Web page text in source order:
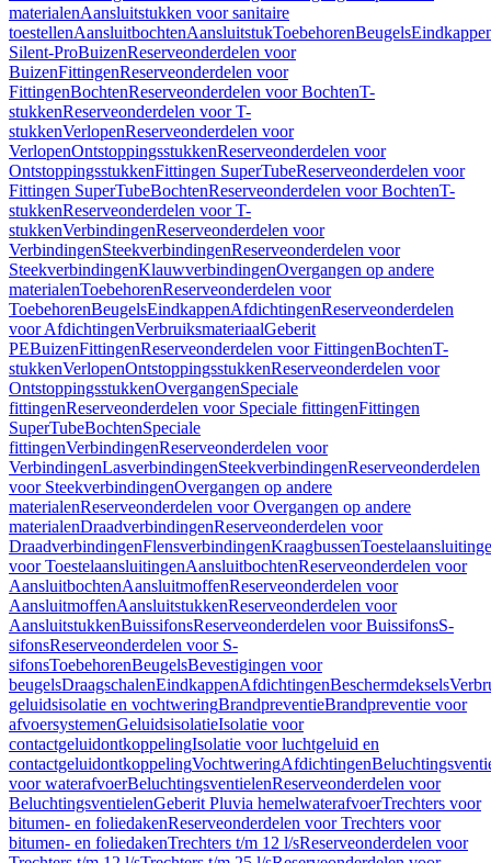
materialenAansluitstukken voor sanitaire
toestellenAansluitbochtenAansluitstukToebehorenBeugels
Silent-ProBuizenReserveonderdelen voor
BuizenFittingenReserveonderdelen voor
FittingenBochtenReserveonderdelen voor BochtenT-
stukkenReserveonderdelen voor T-
stukkenVerlopenReserveonderdelen voor
VerlopenOntstoppingsstukkenReserveonderdelen voor
OntstoppingsstukkenFittingen SuperTubeReserveonderdelen voor
Fittingen SuperTubeBochtenReserveonderdelen voor BochtenT-
stukkenReserveonderdelen voor T-
stukkenVerbindingenReserveonderdelen voor
VerbindingenSteekverbindingenReserveonderdelen voor
SteekverbindingenKlauwverbindingenOvergangen op andere
materialenToebehorenReserveonderdelen voor
ToebehorenBeugelsEindkappenAfdichtingenReserveonderdelen
voor AfdichtingenVerbruiksmateriaalGeberit
PEBuizenFittingenReserveonderdelen voor FittingenBochtenT-
stukkenVerlopenOntstoppingsstukkenReserveonderdelen voor
OntstoppingsstukkenOvergangenSpeciale
fittingenReserveonderdelen voor Speciale fittingenFittingen
SuperTubeBochtenSpeciale
fittingenVerbindingenReserveonderdelen voor
VerbindingenLasverbindingenSteekverbindingenReserveonderdelen
voor SteekverbindingenOvergangen op andere
materialenReserveonderdelen voor Overgangen op andere
materialenDraadverbindingenReserveonderdelen voor
DraadverbindingenFlensverbindingenKraagbussen
voor ToestelaansluitingenAansluitbochtenReserveonderdelen voor
AansluitbochtenAansluitmoffenReserveonderdelen voor
AansluitmoffenAansluitstukkenReserveonderdelen voor
AansluitstukkenBuissifonsReserveonderdelen voor BuissifonsS-
sifonsReserveonderdelen voor S-
sifonsToebehorenBeugelsBevestigingen voor
beugelsDraagschalenEindkappenAfdichtingenBeschermdeksels
geluidsisolatie en vochtweringBrandpreventieBrandpreventie voor
afvoersystemenGeluidsisolatieIsolatie voor
contactgeluidontkoppelingIsolatie voor luchtgeluid en
contactgeluidontkoppelingVochtweringAfdichtingen
voor waterafvoerBeluchtingsventielenReserveonderdelen voor
BeluchtingsventielenGeberit Pluvia hemelwaterafvoerTrechters voor
bitumen- en foliedakenReserveonderdelen voor Trechters voor
bitumen- en foliedakenTrechters t/m 12 l/sReserveonderdelen voor